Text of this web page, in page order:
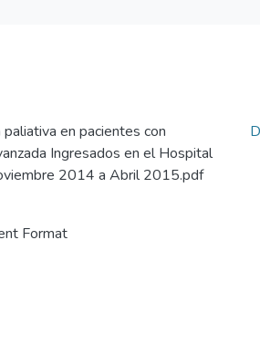
en pacientes con
Ingresados en el Hospital
2014 a Abril 2015.pdf
Format